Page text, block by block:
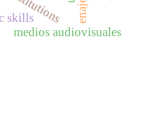
medios audiovisuales
skills